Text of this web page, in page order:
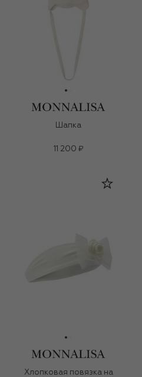
Шапка
11 200 ₽
Хлопковая повязка на